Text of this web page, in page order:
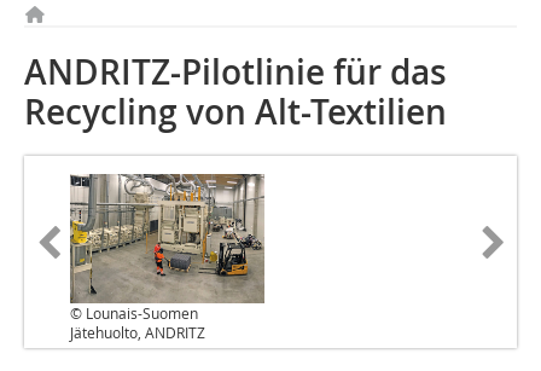
ANDRITZ-Pilotlinie für das
Recycling von Alt-Textilien
© Lounais-Suomen
Jätehuolto, ANDRITZ